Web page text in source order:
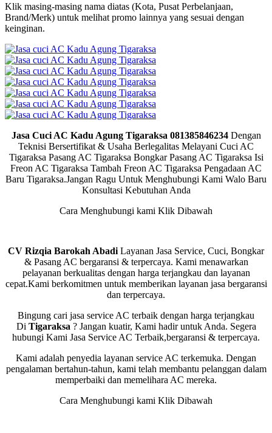
Klik masing-masing nama diatas (Kota, Pusat Perbelanjaan,
Brand/Merk) untuk melihat promo lainnya yang sesuai dengan
keinginan.
Jasa Cuci AC Kadu Agung Tigaraksa 081385846234Dengan
Teknisi Bersertifikat & Usaha Berlegalitas Melayani Cuci AC
Tigaraksa Pasang AC Tigaraksa Bongkar Pasang AC Tigaraksa Isi
Freon AC Tigaraksa Tambah Freon AC Tigaraksa Pengadaan AC
Baru Tigaraksa.Jangan Ragu Untuk Menghubungi Kami Walo Baru
Konsultasi Kebutuhan Anda
Cara Menghubungi kami Klik Dibawah
CV Rizqia Barokah Abadi Layanan Jasa Service, Cuci, Bongkar
& Pasang AC bergaransi & terpercaya. Kami menawarkan
pelayanan berkualitas dengan harga terjangkau dan layanan
cepat.Kami berkomitmen untuk memberikan layanan jasa bergaransi
dan terpercaya.
Bingung cari jasa service AC terbaik dengan harga terjangkau
Di Tigaraksa ? Jangan kuatir, Kami hadir untuk Anda. Segera
hubungi Kami Jasa Service AC Terbaik,bergaransi & terpercaya.
Kami adalah penyedia layanan service AC terkemuka. Dengan
pengalaman bertahun-tahun, kami telah membantu pelanggan dalam
memperbaiki dan memelihara AC mereka.
Cara Menghubungi kami Klik Dibawah